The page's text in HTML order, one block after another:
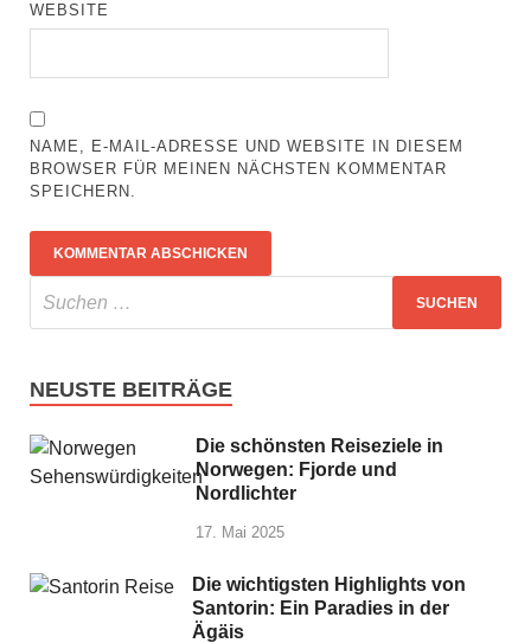
WEBSITE
NAME, E-MAIL-ADRESSE UND WEBSITE IN DIESEM
BROWSER FÜR MEINEN NÄCHSTEN KOMMENTAR
SPEICHERN.
NEUSTE BEITRÄGE
Die schönsten Reiseziele in
Norwegen: Fjorde und
Nordlichter
17. Mai 2025
Die wichtigsten Highlights von
Santorin: Ein Paradies in der
Ägäis